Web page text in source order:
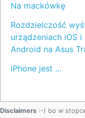
Na mackówkę
Rozdzielczość
urządzeniach iOS
Android na Asus
iPhone jest ...
Disclaimers :-) bo w